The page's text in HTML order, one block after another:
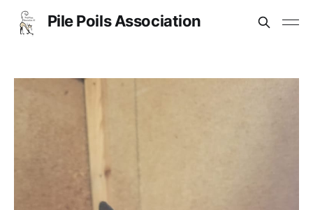
Pile Poils Association